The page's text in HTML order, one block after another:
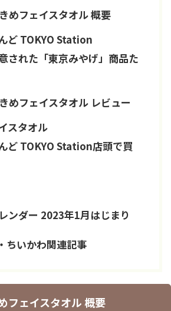
めフェイスタオル 概要
ど TOKYO Station
された「東京みやげ」商品た
めフェイスタオル レビュー
スタオル
ど TOKYO Station店頭で買
ンダー 2023年1月はじまり
ちいかわ関連記事
フェイスタオル 概要